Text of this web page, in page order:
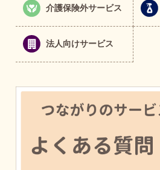
介護保険外サービス
法人向けサービス